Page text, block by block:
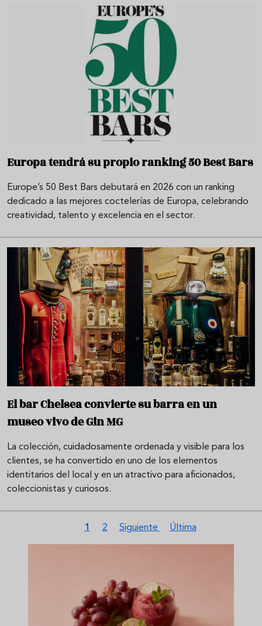
Europa tendrá su propio ranking 50 Best Bars
Europe’s 50 Best Bars debutará en 2026 con un ranking
dedicado a las mejores coctelerías de Europa, celebrando
creatividad, talento y excelencia en el sector.
El bar Chelsea convierte su barra en un
museo vivo de Gin MG
La colección, cuidadosamente ordenada y visible para los
clientes, se ha convertido en uno de los elementos
identitarios del local y en un atractivo para aficionados,
coleccionistas y curiosos.
Página actual
1 Página
2 Siguiente página
Siguiente Última página
Última